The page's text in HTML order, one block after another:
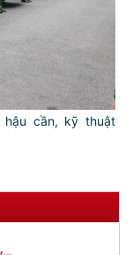
cần, kỹ thuật